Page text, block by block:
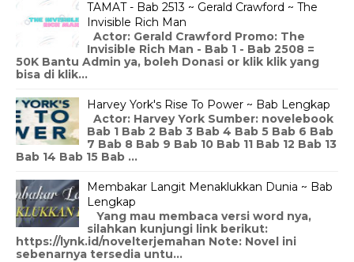
TAMAT - Bab 2513 ~ Gerald Crawford ~ The
Invisible Rich Man
Actor: Gerald Crawford Promo: The
Invisible Rich Man - Bab 1 - Bab 2508 =
50K Bantu Admin ya, boleh Donasi or klik klik yang
bisa di klik...
Harvey York's Rise To Power ~ Bab Lengkap
Actor: Harvey York Sumber: novelebook
Bab 1 Bab 2 Bab 3 Bab 4 Bab 5 Bab 6 Bab
7 Bab 8 Bab 9 Bab 10 Bab 11 Bab 12 Bab 13
Bab 14 Bab 15 Bab ...
Membakar Langit Menaklukkan Dunia ~ Bab
Lengkap
Yang mau membaca versi word nya,
silahkan kunjungi link berikut:
https://lynk.id/novelterjemahan Note: Novel ini
sebenarnya tersedia untu...